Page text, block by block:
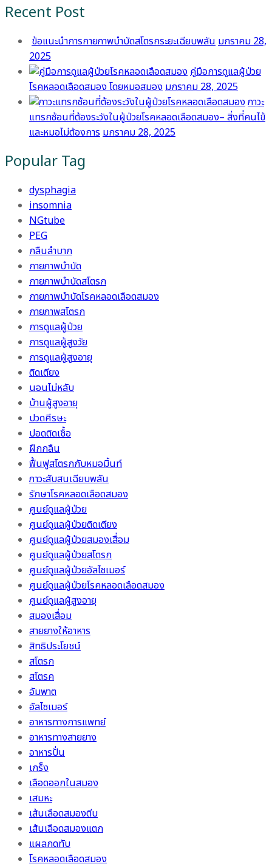
Recent Post
ข้อแนะนำการกายภาพบำบัดสโตรกระยะเฉียบพลัน มกราคม 28,
2025
คู่มือการดูแลผู้ป่วย
โรคหลอดเลือดสมอง โดยหมอสมอง มกราคม 28, 2025
ภาวะ
แทรกซ้อนที่ต้องระวังในผู้ป่วยโรคหลอดเลือดสมอง– สิ่งที่คนไข้
และหมอไม่ต้องการ มกราคม 28, 2025
Popular Tag
dysphagia
insomnia
NGtube
PEG
กลืนลำบาก
กายภาพบำบัด
กายภาพบำบัดสโตรก
กายภาพบำบัดโรคหลอดเลือดสมอง
กายภาพสโตรก
การดูแลผู้ป่วย
การดูแลผู้สูงวัย
การดูแลผู้สูงอายุ
ติดเตียง
นอนไม่หลับ
บ้านผู้สูงอายุ
ปวดศีรษะ
ปอดติดเชื้อ
ฝึกกลืน
ฟื้นฟูสโตรกกับหมอมิ้นท์
ภาวะสับสนเฉียบพลัน
รักษาโรคหลอดเลือดสมอง
ศูนย์ดูแลผู้ป่วย
ศูนย์ดูแลผู้ป่วยติดเตียง
ศูนย์ดูแลผู้ป่วยสมองเสื่อม
ศูนย์ดูแลผู้ป่วยสโตรก
ศูนย์ดูแลผู้ป่วยอัลไซเมอร์
ศูนย์ดูแลผู้ป่วยโรคหลอดเลือดสมอง
ศูนย์ดูแลผู้สูงอายุ
สมองเสื่อม
สายยางให้อาหาร
สิทธิประโยชน์
สโตรก
สโตรค
อัมพาต
อัลไซเมอร์
อาหารทางการแพทย์
อาหารทางสายยาง
อาหารปั่น
เกร็ง
เลือดออกในสมอง
เสมหะ
เส้นเลือดสมองตีบ
เส้นเลือดสมองแตก
แผลกดทับ
โรคหลอดเลือดสมอง